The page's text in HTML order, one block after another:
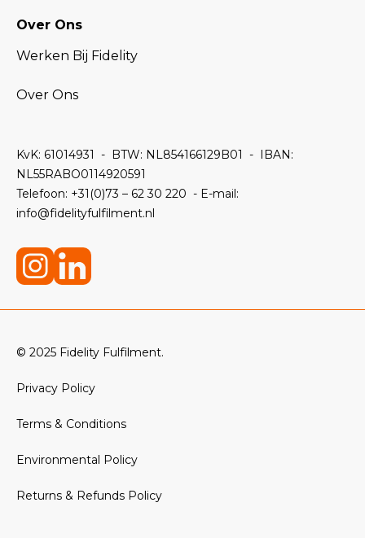
Over Ons
Werken Bij Fidelity
Over Ons
KvK: 61014931 - BTW: NL854166129B01 - IBAN:
NL55RABO0114920591
Telefoon: +31(0)73 – 62 30 220 - E-mail:
info@fidelityfulfilment.nl
© 2025 Fidelity Fulfilment.
Privacy Policy
Terms & Conditions
Environmental Policy
Returns & Refunds Policy